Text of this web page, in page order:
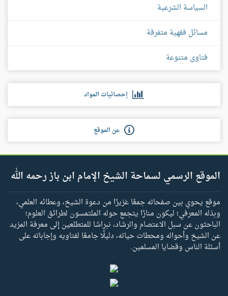
السياسة الشرعية
مسائل فقهية متفرقة
فتاوى متنوعة
إحصائيات المواد
عن الموقع
الموقع الرسمي لسماحة الشيخ الإمام ابن باز رحمه الله
موقع يحوي بين صفحاته جمعًا غزيرًا من دعوة الشيخ، وعطائه العلمي،
وبذله المعرفي؛ ليكون منارًا يتجمع حوله الملتمسون لطرائق العلوم؛
الباحثون عن سبل الاعتصام والرشاد، نبراسًا للمتطلعين إلى معرفة المزيد
عن الشيخ وأحواله ومحطات حياته، دليلًا جامعًا لفتاويه وإجاباته على
أسئلة الناس وقضايا المسلمين.